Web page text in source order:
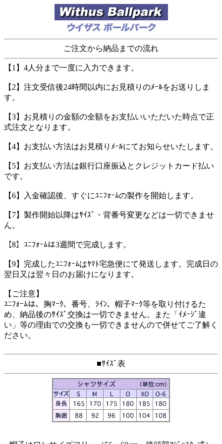
ご注文から納品までの流れ
【1】4人分まで一度に入力できます。
【2】注文受信後24時間以内にお見積りのﾒｰﾙをお送りしま
す。
【3】お見積りの金額の全額をお支払いいただいた時点で正
式注文となります。
【4】お支払い方法はお見積りﾒｰﾙにてお知らせいたします。
【5】お支払い方法は銀行口座振込とクレジットカード払い
です。
【6】入金確認後、すぐにﾕﾆﾌｫｰﾑの製作を開始します。
【7】製作開始以降はｻｲｽﾞ・背番号変更などは一切できませ
ん。
【8】ﾕﾆﾌｫｰﾑは3週間で完成します。
【9】完成したﾕﾆﾌｫｰﾑはﾔﾏﾄ宅急便にて発送します。完成日の
翌日又は翌々日のお届けになります。
【ご注意】
ﾕﾆﾌｫｰﾑは、胸ﾏｰｸ、番号、ﾗｲﾝ、帽子ﾏｰｸ等を取り付けるた
め、納品後のｻｲｽﾞ交換は一切できません。また「ｲﾒｰｼﾞ違
い」等の理由での交換も一切できませんので併せてご了解く
ださい。
■ｻｲｽﾞ表